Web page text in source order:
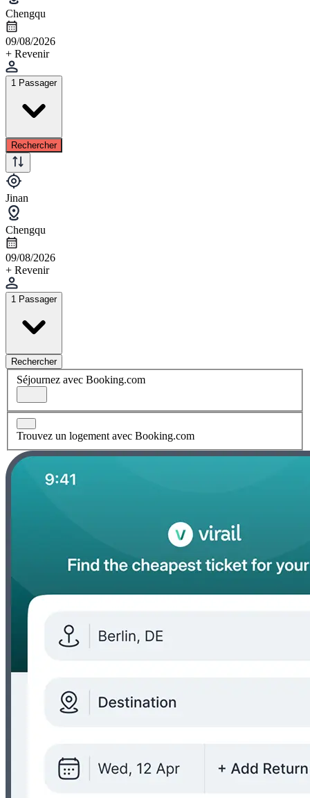
Chengqu
09/08/2026
+ Revenir
1 Passager
Rechercher
Jinan
Chengqu
09/08/2026
+ Revenir
1 Passager
Rechercher
Séjournez avec Booking.com
Trouvez un logement avec Booking.com